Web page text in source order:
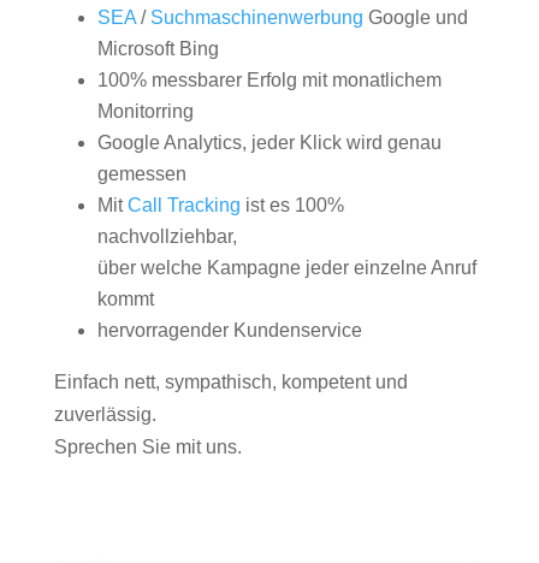
SEA/ Suchmaschinenwerbung Google und
Microsoft Bing
100% messbarer Erfolg mit monatlichem
Monitorring
Google Analytics, jeder Klick wird genau
gemessen
MitCall Tracking ist es 100%
nachvollziehbar,
über welche Kampagne jeder einzelne Anruf
kommt
hervorragender Kundenservice
Einfach nett, sympathisch, kompetent und
zuverlässig.
Sprechen Sie mit uns.